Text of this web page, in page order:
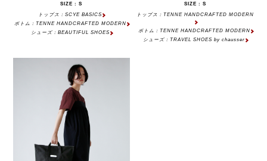
SIZE : S
トップス：SCYE BASICS
ボトム：TENNE HANDCRAFTED MODERN
シューズ：BEAUTIFUL SHOES
SIZE : S
トップス：TENNE HANDCRAFTED MODERN
ボトム：TENNE HANDCRAFTED MODERN
シューズ：TRAVEL SHOES by chausser